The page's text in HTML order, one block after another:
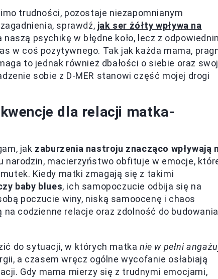
trudności, pozostaje niezapomnianym
sprawdź, jak ser żółty wpływa na
psychikę w błędne koło, lecz z
w coś pozytywnego. Tak jak każda mama,
to jednak również dbałości o siebie oraz
sobie z D-MER stanowi część mojej drogi
dla relacji matka-
jak zaburzenia nastroju znacząco wpływają
narodzin, macierzyństwo obfituje w emocje,
Kiedy matki zmagają się z takimi
baby blues, ich samopoczucie odbija się na
poczucie winy, niską samoocenę i chaos
codzienne relacje oraz zdolność do budowania
do sytuacji, w których matka nie w pełni
a czasem wręcz ogólne wycofanie osłabiają
Gdy mama mierzy się z trudnymi emocjami,